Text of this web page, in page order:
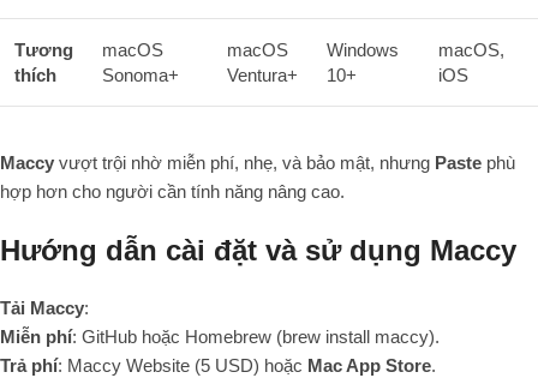
Tương
thích
macOS
Sonoma+
macOS
Ventura+
Windows
10+
macOS,
iOS
Maccy vượt trội nhờ miễn phí, nhẹ, và bảo mật, nhưng Paste phù
hợp hơn cho người cần tính năng nâng cao.
Hướng dẫn cài đặt và sử dụng Maccy
Tải Maccy:
Miễn phí: GitHub hoặc Homebrew (brew install maccy).
Trả phí: Maccy Website (5 USD) hoặc Mac App Store.